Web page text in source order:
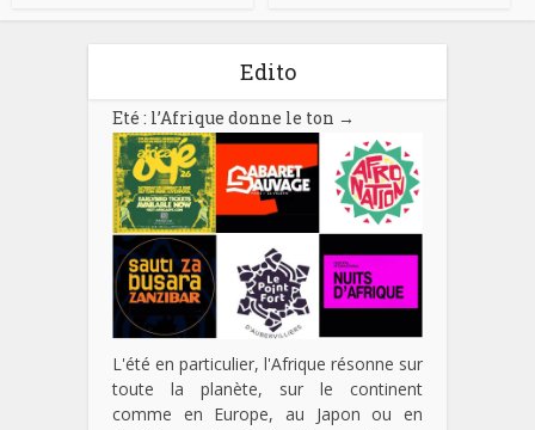
Edito
Eté : l’Afrique donne le ton →
L'été en particulier, l'Afrique résonne sur
toute la planète, sur le continent
comme en Europe, au Japon ou en